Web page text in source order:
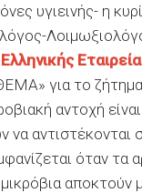
υγιεινής- η
Ελληνικής
για το
αντοχή
να
όταν τα
μικρόβια αποκτούν